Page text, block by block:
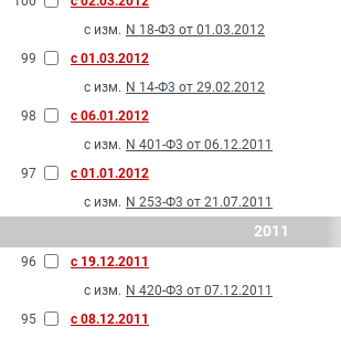
с изм. N 18-Ф3 от 01.03.2012
99
с 01.03.2012
с изм. N 14-Ф3 от 29.02.2012
98
с 06.01.2012
с изм. N 401-Ф3 от 06.12.2011
97
с 01.01.2012
с изм. N 253-Ф3 от 21.07.2011
2011
96
с 19.12.2011
с изм. N 420-Ф3 от 07.12.2011
95
с 08.12.2011